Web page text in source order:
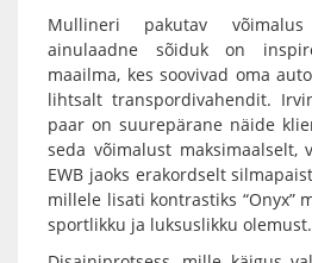
Mullineri pakutav
ainulaadne sõiduk on
maailma, kes soovivad oma
lihtsalt transpordivahendit.
paar on suurepärane näide
seda võimalust maksimaalselt,
EWB jaoks erakordselt
millele lisati kontrastiks “Onyx”
sportlikku ja luksuslikku olemust.